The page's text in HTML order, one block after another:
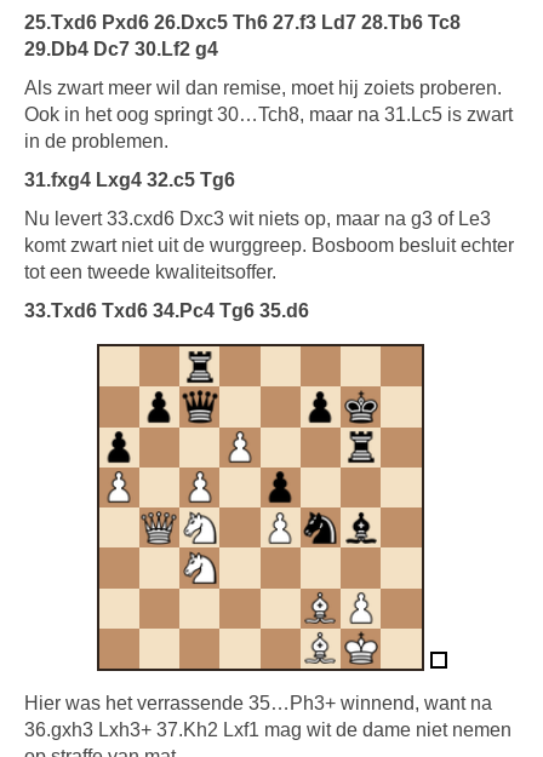
25.Txd6 Pxd6 26.Dxc5 Th6 27.f3 Ld7 28.Tb6 Tc8
29.Db4 Dc7 30.Lf2 g4
Als zwart meer wil dan remise, moet hij zoiets proberen.
Ook in het oog springt 30…Tch8, maar na 31.Lc5 is zwart
in de problemen.
31.fxg4 Lxg4 32.c5 Tg6
Nu levert 33.cxd6 Dxc3 wit niets op, maar na g3 of Le3
komt zwart niet uit de wurggreep. Bosboom besluit echter
tot een tweede kwaliteitsoffer.
33.Txd6 Txd6 34.Pc4 Tg6 35.d6
Hier was het verrassende 35…Ph3+ winnend, want na
36.gxh3 Lxh3+ 37.Kh2 Lxf1 mag wit de dame niet nemen